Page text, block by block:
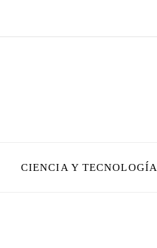
CIENCIA Y TECNOLOGÍA